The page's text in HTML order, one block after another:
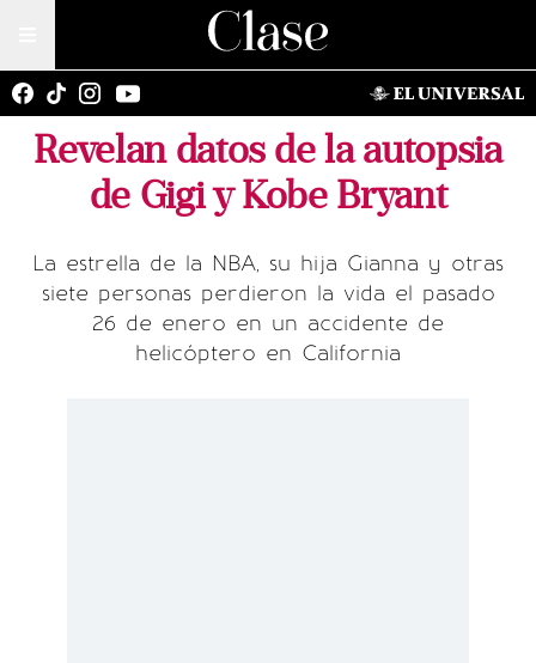
Revelan datos de la autopsia
de Gigi y Kobe Bryant
La estrella de la NBA, su hija Gianna y otras
siete personas perdieron la vida el pasado
26 de enero en un accidente de
helicóptero en California